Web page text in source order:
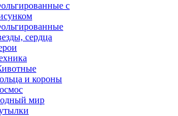
с
сердца
и короны
мир